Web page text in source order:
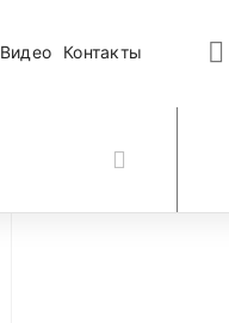
Видео Контакты